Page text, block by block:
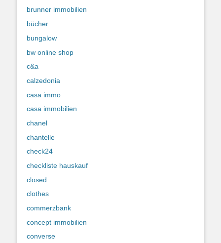
brunner immobilien
bücher
bungalow
bw online shop
c&a
calzedonia
casa immo
casa immobilien
chanel
chantelle
check24
checkliste hauskauf
closed
clothes
commerzbank
concept immobilien
converse